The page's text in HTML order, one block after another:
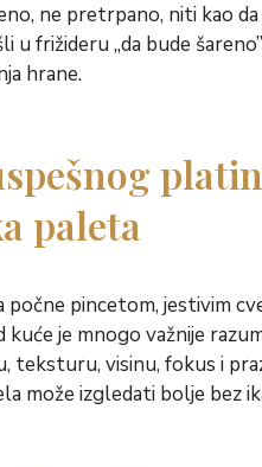
ne pretrpano, niti kao
u frižideru „da bude
hrane.
paleta
pincetom, jestivim
kuće je mnogo važnije
teksturu, visinu, fokus i
može izgledati bolje bez